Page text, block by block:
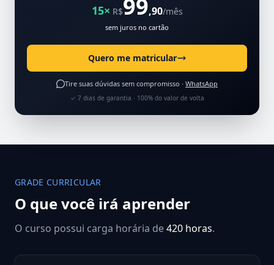
15× R$99,90/mês
sem juros no cartão
Quero me matricular
Tire suas dúvidas sem compromisso · WhatsApp
✓ 7 dias de garantia · 100% do valor de volta
GRADE CURRICULAR
O que você irá aprender
O curso possui carga horária de420 horas.